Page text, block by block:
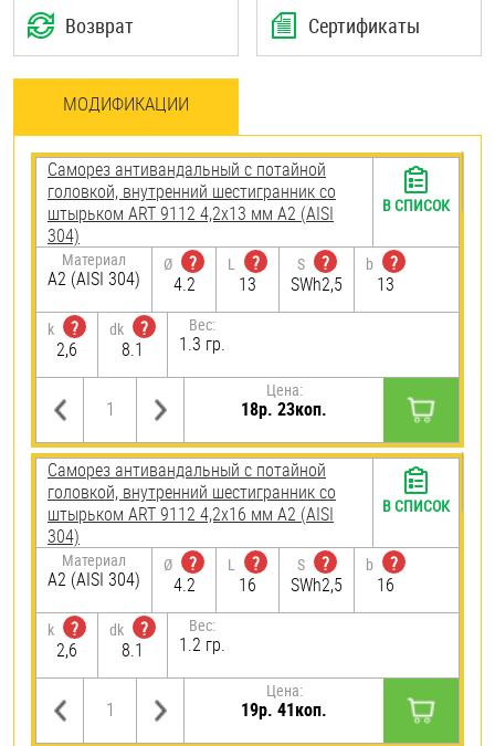
Возврат Сертификаты
МОДИФИКАЦИИ
Саморез антивандальный с потайной
головкой, внутренний шестигранник со
штырьком ART 9112 4,2х13 мм А2 (AISI
304)
Материал
А2 (AISI 304)
Ø
?
4.2
L
?
13
S
?
SWh2,5
b
?
13
k
?
2,6
dk
?
8.1
Вес:
1.3 гр.
Цена:
18р. 23коп.
В СПИСОК
Саморез антивандальный с потайной
головкой, внутренний шестигранник со
штырьком ART 9112 4,2х16 мм А2 (AISI
304)
Материал
А2 (AISI 304)
Ø
?
4.2
L
?
16
S
?
SWh2,5
b
?
16
k
?
2,6
dk
?
8.1
Вес:
1.2 гр.
Цена:
19р. 41коп.
В СПИСОК